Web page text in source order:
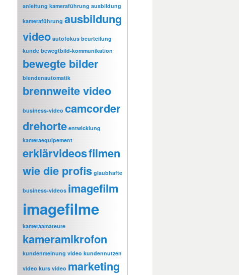
anleitung kameraführung ausbildung
kameraführung ausbildung
video autofokus beurteilung
kunde bewegtbild-kommunikation
bewegte bilder
blendenautomatik
brennweite video
business-video camcorder
drehorte entwicklung
kameraequipement
erklärvideosfilmen
wie die profis glaubhafte
business-videos imagefilm
imagefilme
kameraamateure
kameramikrofon
kundenmeinung video kundennutzen
video kurs video marketing